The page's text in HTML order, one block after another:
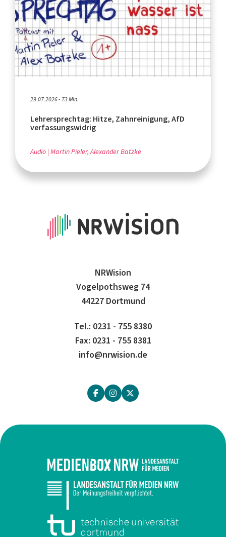
29.07.2026 - 73 Min.
Lehrersprechtag: Hitze, Zahnreinigung, AfD
verfassungswidrig
Audio Martin Pieler, Alexander Batzke
NRWision
Vogelpothsweg 74
44227 Dortmund
Tel.: 0231 - 755 8380
Fax: 0231 - 755 8381
info@nrwision.de